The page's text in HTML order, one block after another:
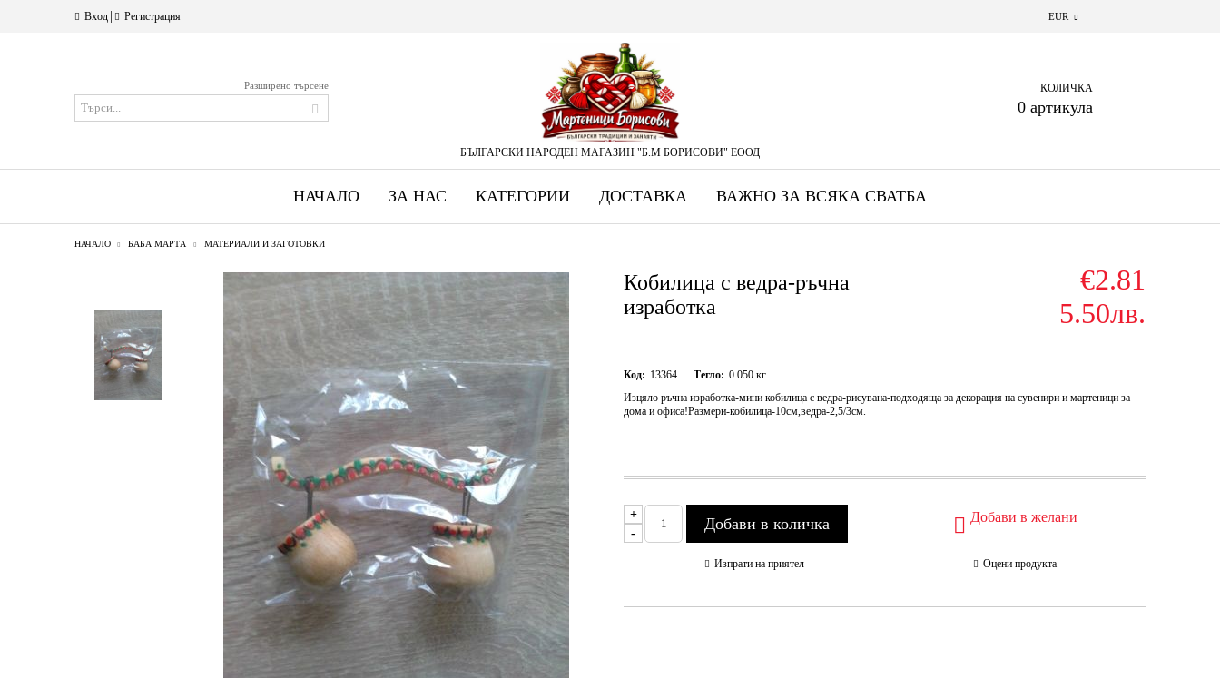
Вход Регистрация EUR
Разширено търсене
БЪЛГАРСКИ НАРОДЕН МАГАЗИН "Б.М БОРИСОВИ" ЕООД
КОЛИЧКА
0 артикула
НАЧАЛО ЗА НАС КАТЕГОРИИ ДОСТАВКА ВАЖНО ЗА ВСЯКА СВАТБА
НАЧАЛО БАБА МАРТА МАТЕРИАЛИ И ЗАГОТОВКИ
Кобилица с ведра-ръчна
изработка
€2.81
5.50лв.
Код: 13364 Тегло: 0.050 кг
Изцяло ръчна изработка-мини кобилица с ведра-рисувана-подходяща за декорация на сувенири и мартеници за
дома и офиса!Размери-кобилица-10см,ведра-2,5/3см.
+
-
Добави в желани
Изпрати на приятел Оцени продукта